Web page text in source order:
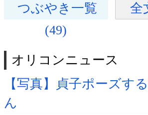
つぶやき一覧
(49)
全
オリコンニュース
【写真】貞子ポーズす
ん